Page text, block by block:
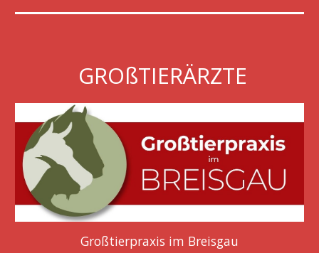
GROßTIERÄRZTE
Großtierpraxis im Breisgau